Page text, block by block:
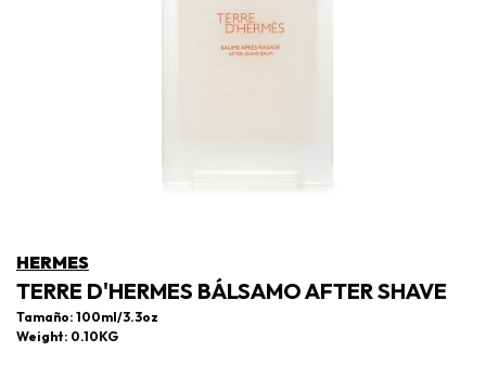
HERMES
TERRE D'HERMES BÁLSAMO AFTER SHAVE
Tamaño: 100ml/3.3oz
Weight: 0.10KG